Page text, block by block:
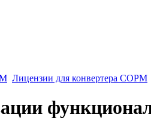
Лицензии для конвертера СОРМ